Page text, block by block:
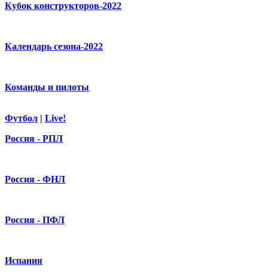
Кубок конструкторов-2022
Календарь сезона-2022
Команды и пилоты
Футбол | Live!
Россия - РПЛ
Россия - ФНЛ
Россия - ПФЛ
Испания